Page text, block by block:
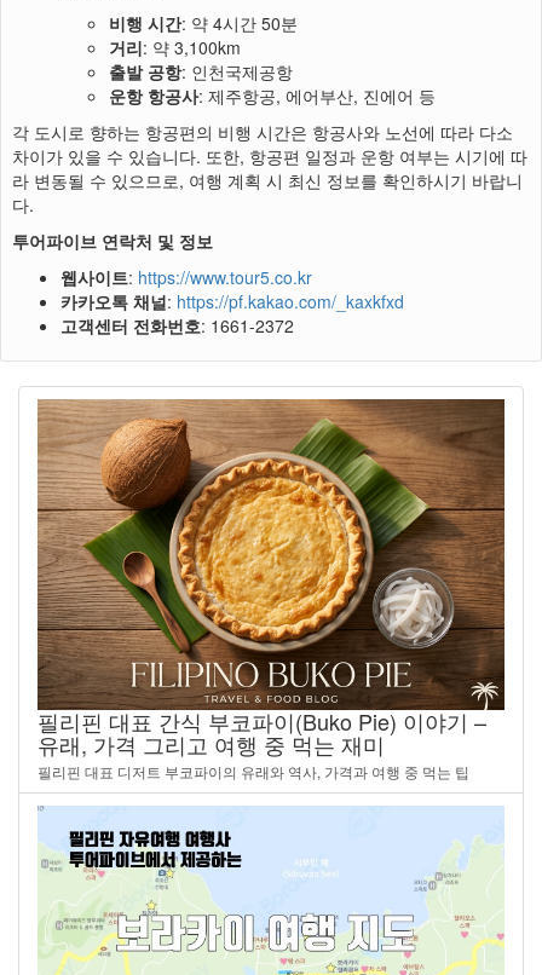
비행 시간: 약 4시간 50분
거리: 약 3,100km
출발 공항: 인천국제공항
운항 항공사: 제주항공, 에어부산, 진에어 등
각 도시로 향하는 항공편의 비행 시간은 항공사와 노선에 따라 다소
차이가 있을 수 있습니다. 또한, 항공편 일정과 운항 여부는 시기에 따
라 변동될 수 있으므로, 여행 계획 시 최신 정보를 확인하시기 바랍니
다.
투어파이브 연락처 및 정보
웹사이트: https://www.tour5.co.kr
카카오톡 채널: https://pf.kakao.com/_kaxkfxd
고객센터 전화번호: 1661-2372
필리핀 대표 간식 부코파이(Buko Pie) 이야기 –
유래, 가격 그리고 여행 중 먹는 재미
필리핀 대표 디저트 부코파이의 유래와 역사, 가격과 여행 중 먹는 팁